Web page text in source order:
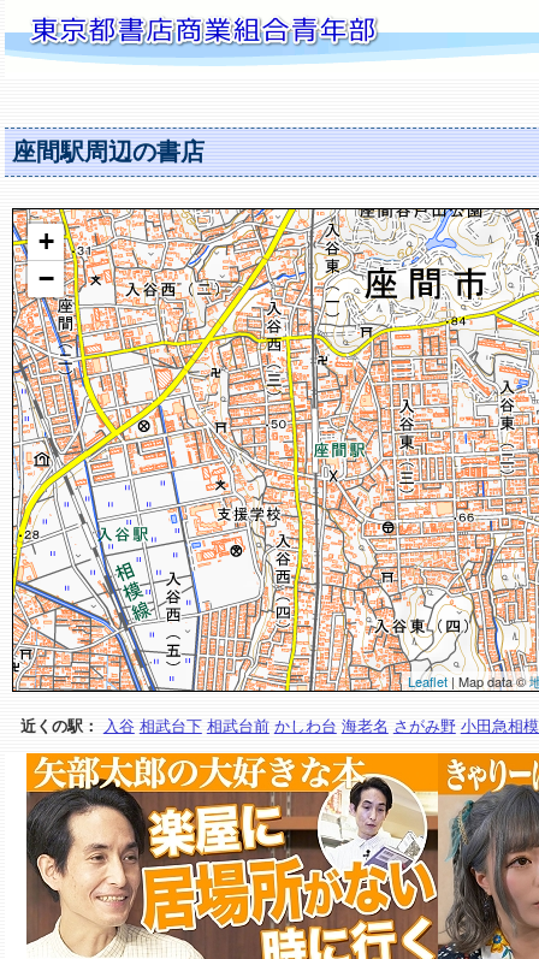
座間駅周辺の書店
+
−
Leaflet| Map data ©
近くの駅： 入谷 相武台下 相武台前 かしわ台 海老名 さがみ野 小田急相